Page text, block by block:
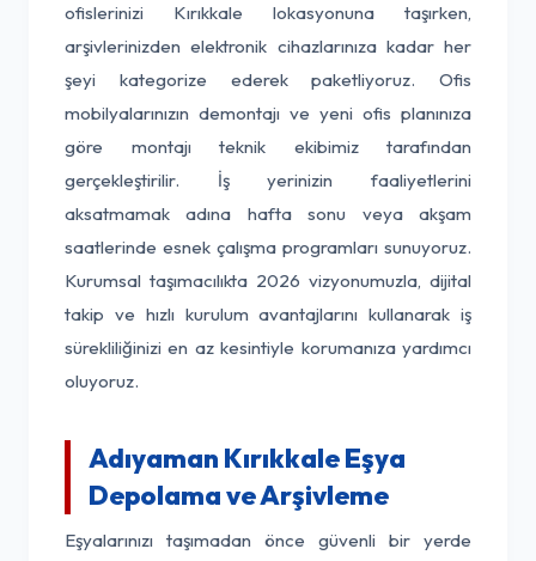
ofislerinizi Kırıkkale lokasyonuna taşırken,
arşivlerinizden elektronik cihazlarınıza kadar her
şeyi kategorize ederek paketliyoruz. Ofis
mobilyalarınızın demontajı ve yeni ofis planınıza
göre montajı teknik ekibimiz tarafından
gerçekleştirilir. İş yerinizin faaliyetlerini
aksatmamak adına hafta sonu veya akşam
saatlerinde esnek çalışma programları sunuyoruz.
Kurumsal taşımacılıkta 2026 vizyonumuzla, dijital
takip ve hızlı kurulum avantajlarını kullanarak iş
sürekliliğinizi en az kesintiyle korumanıza yardımcı
oluyoruz.
Adıyaman Kırıkkale Eşya
Depolama ve Arşivleme
Eşyalarınızı taşımadan önce güvenli bir yerde